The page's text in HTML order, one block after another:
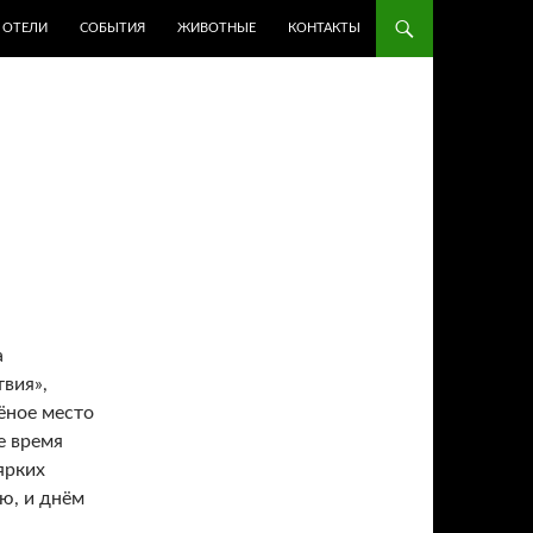
ОТЕЛИ СОБЫТИЯ ЖИВОТНЫЕ КОНТАКТЫ
место
время
и днём